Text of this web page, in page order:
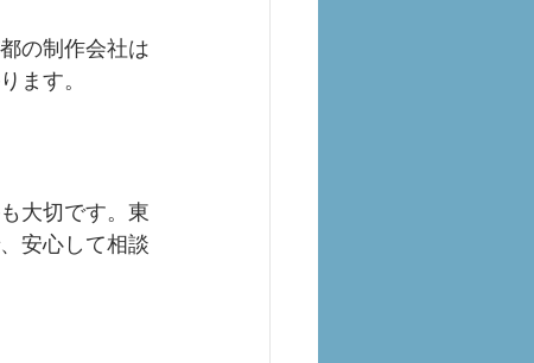
の制作会社は
ます。
大切です。東
安心して相談